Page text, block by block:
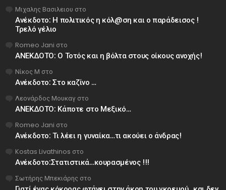
Μιχαλης Βασιλειου στο
Ανέκδοτο: Η πολιτικός η κόλ@ση και ο παράδεισος !
Τρελό γέλιο
Romeo Jani στο
ΑΝΕΚΔΟΤΟ: Ο Τοτός και η βόλτα στους οίκους ανοχής!
Νίκος Μ στο
Ανέκδοτο: Στο καζίνο …
Λεονάρδος Μουκαγ στο
ΑΝΕΚΔΟΤΟ: Κάποτε στο Μεξικό…
Romeo Jani στο
Ανέκδοτο: Τι λέει η γυναίκα…τι ακούει ο άνδρας!
Kostas Livathinos στο
Ανέκδοτο:Στατιστικά…κουρασμένος !!!
Σωτήρης Μπεκιάρης στο